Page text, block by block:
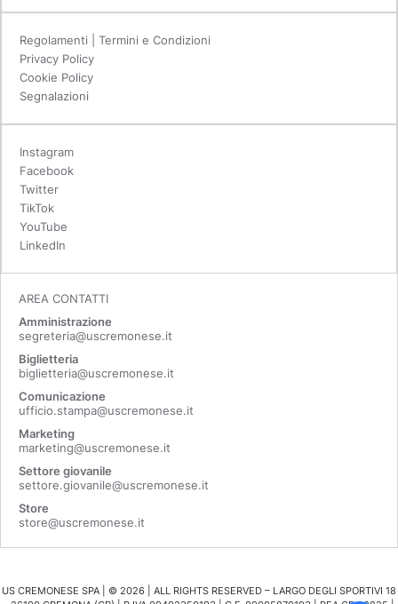
Regolamenti | Termini e Condizioni
Privacy Policy
Cookie Policy
Segnalazioni
Instagram
Facebook
Twitter
TikTok
YouTube
LinkedIn
AREA CONTATTI
Amministrazione
segreteria@uscremonese.it
Biglietteria
biglietteria@uscremonese.it
Comunicazione
ufficio.stampa@uscremonese.it
Marketing
marketing@uscremonese.it
Settore giovanile
settore.giovanile@uscremonese.it
Store
store@uscremonese.it
US CREMONESE SPA | © 2026 | ALL RIGHTS RESERVED – LARGO DEGLI SPORTIVI 18